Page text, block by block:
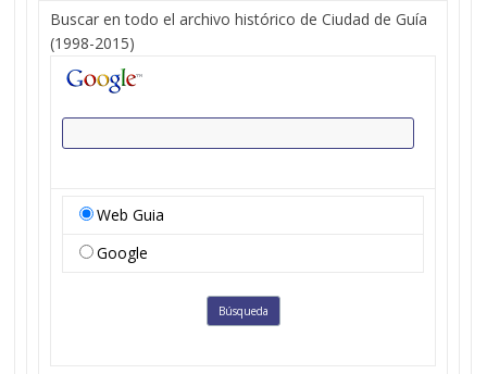
Buscar en todo el archivo histórico de Ciudad de Guía
(1998-2015)
Web Guia
Google